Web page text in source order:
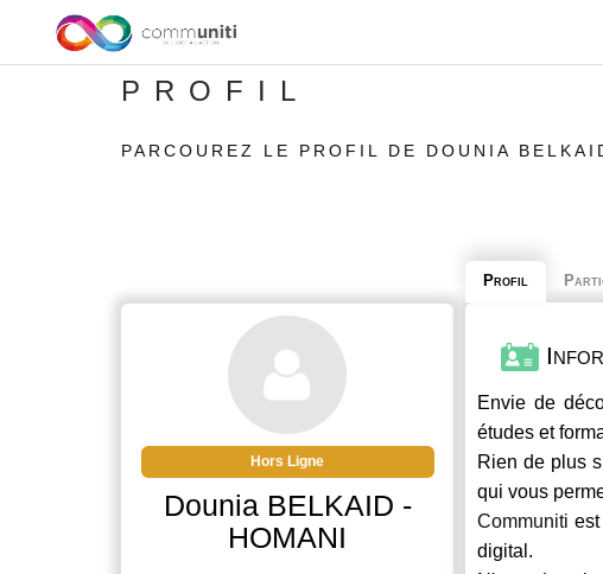
PROFIL
PARCOUREZ LE PROFIL DE DOUNIA
Hors Ligne
Dounia BELKAID -
HOMANI
Profil
Envie de
études et
Rien de plus
qui vous
Communiti
digital.